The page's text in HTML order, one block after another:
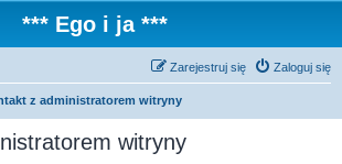
*** Ego i ja ***
Zaloguj się
Zarejestruj się
z administratorem witryny
witryny